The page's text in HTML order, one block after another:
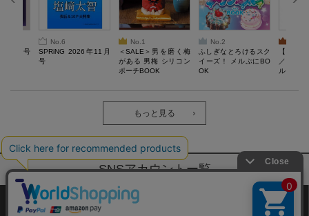
10月号
No.6
SPRiNG 2026年11月
号
No.1
＜SALE＞男を磨く梅
がある 男梅 シリコン
ポーチBOOK
No.2
ふしぎなとろけるスク
イーズ！ メルぷにBO
OK
【
／Lサ
ル）【
労回復ウ
もっと見る
SNSアカウントー覧
サイトマップ